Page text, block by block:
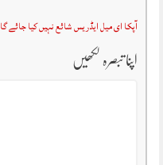
آپکا ای میل ایڈریس شائع نہیں کیا جائے گا
اپنا تبصرہ لکھیں